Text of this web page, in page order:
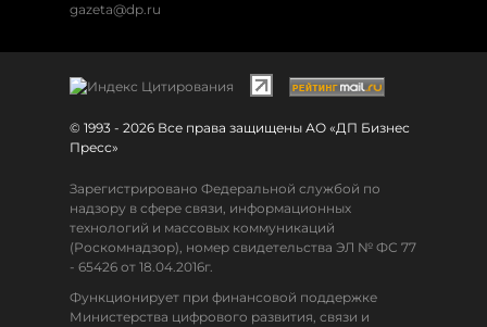
gazeta@dp.ru
© 1993 - 2026 Все права защищены АО «ДП Бизнес
Пресс»
Зарегистрировано Федеральной службой по
надзору в сфере связи, информационных
технологий и массовых коммуникаций
(Роскомнадзор), номер свидетельства ЭЛ № ФС 77
- 65426 от 18.04.2016г.
Функционирует при финансовой поддержке
Министерства цифрового развития, связи и